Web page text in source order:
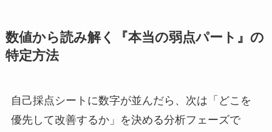
数値から読み解く『本当の弱点パート』の
特定方法
自己採点シートに数字が並んだら、次は「どこを
優先して改善するか」を決める分析フェーズで